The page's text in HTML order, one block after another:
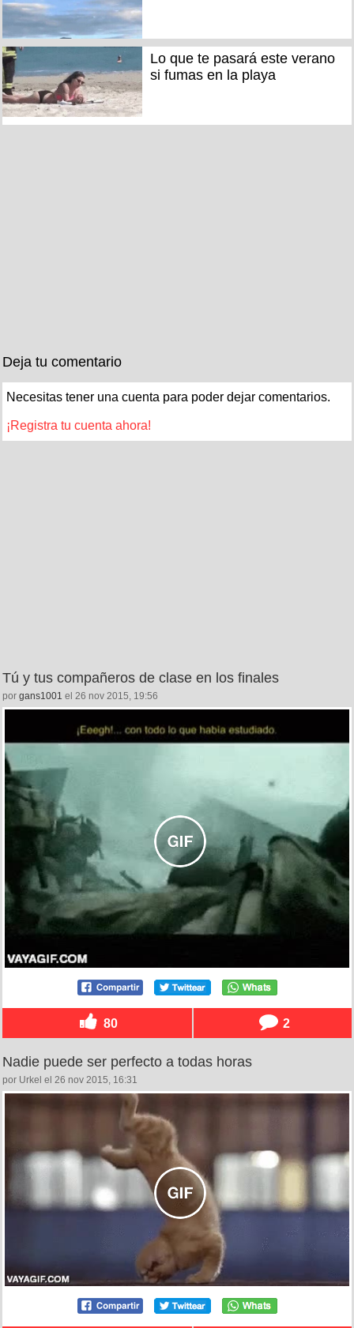
Lo que te pasará este verano
si fumas en la playa
Deja tu comentario
Necesitas tener una cuenta para poder dejar comentarios.
¡Registra tu cuenta ahora!
Tú y tus compañeros de clase en los finales
por gans1001 el 26 nov 2015, 19:56
80 2
Nadie puede ser perfecto a todas horas
por Urkel el 26 nov 2015, 16:31